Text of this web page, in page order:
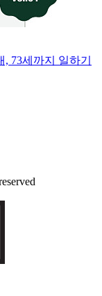
73세까지 일하기